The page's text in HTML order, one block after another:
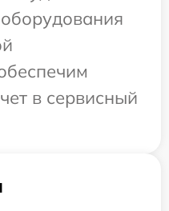
в сервисный